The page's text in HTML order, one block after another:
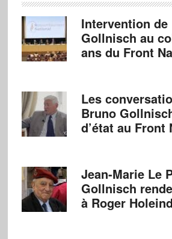
Intervention de
Gollnisch au
ans du Front
Les
Bruno
d’état au Front
Jean-Marie Le
Gollnisch
à Roger